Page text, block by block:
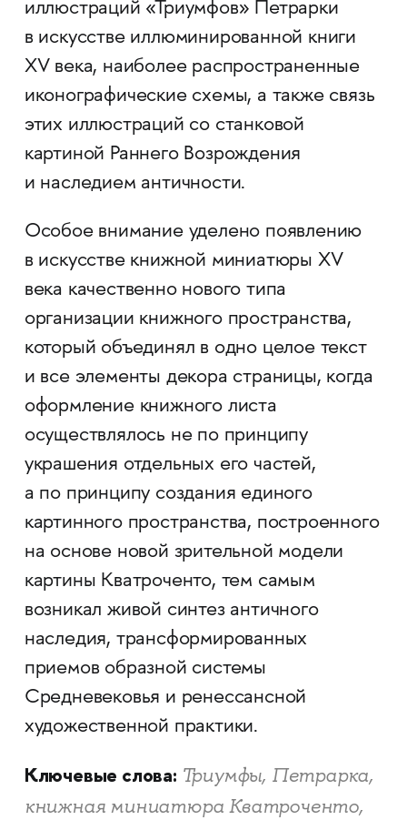
иллюстраций «Триумфов» Петрарки
в искусстве иллюминированной книги
XV века, наиболее распространенные
иконографические схемы, а также связь
этих иллюстраций со станковой
картиной Раннего Возрождения
и наследием античности.
Особое внимание уделено появлению
в искусстве книжной миниатюры XV
века качественно нового типа
организации книжного пространства,
который объединял в одно целое текст
и все элементы декора страницы, когда
оформление книжного листа
осуществлялось не по принципу
украшения отдельных его частей,
а по принципу создания единого
картинного пространства, построенного
на основе новой зрительной модели
картины Кватроченто, тем самым
возникал живой синтез античного
наследия, трансформированных
приемов образной системы
Средневековья и ренессансной
художественной практики.
Ключевые слова: Триумфы, Петрарка,
книжная миниатюра Кватроченто,